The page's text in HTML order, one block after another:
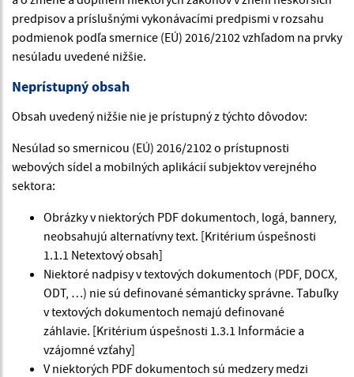
predpisov a príslušnými vykonávacími predpismi v rozsahu
podmienok podľa smernice (EÚ) 2016/2102 vzhľadom na prvky
nesúladu uvedené nižšie.
Neprístupný obsah
Obsah uvedený nižšie nie je prístupný z týchto dôvodov:
Nesúlad so smernicou (EÚ) 2016/2102 o prístupnosti
webových sídel a mobilných aplikácií subjektov verejného
sektora:
Obrázky v niektorých PDF dokumentoch, logá, bannery,
neobsahujú alternatívny text. [Kritérium úspešnosti
1.1.1 Netextový obsah]
Niektoré nadpisy v textových dokumentoch (PDF, DOCX,
ODT, …) nie sú definované sémanticky správne. Tabuľky
v textových dokumentoch nemajú definované
záhlavie. [Kritérium úspešnosti 1.3.1 Informácie a
vzájomné vzťahy]
V niektorých PDF dokumentoch sú medzery medzi